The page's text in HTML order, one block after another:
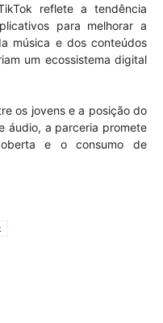
reflete a tendência
para melhorar a
música e dos conteúdos
um ecossistema digital
os jovens e a posição do
áudio, a parceria promete
e o consumo de